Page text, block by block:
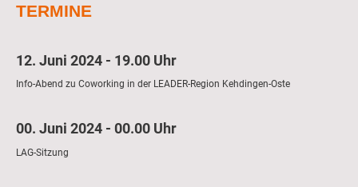
TERMINE
12. Juni 2024 - 19.00 Uhr
Info-Abend zu Coworking in der LEADER-Region Kehdingen-Oste
00. Juni 2024 - 00.00 Uhr
LAG-Sitzung